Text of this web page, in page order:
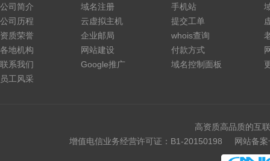
公司简介
公司历程
资质荣誉
各地机构
联系我们
员工风采
域名注册
云虚拟主机
企业邮局
网站建设
Google推广
手机站
提交工单
whois查询
付款方式
域名控制面板
高资质高品质的互
增值电信业务经营许可证：B1-20150198
网站备